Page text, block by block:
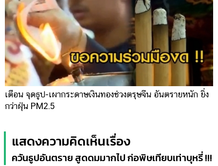
เตือน จุดธูป-เผากระดาษเงินทองช่วงตรุษจีน อันตรายหนัก ยิ่ง
กว่าฝุ่น PM2.5
แสดงความคิดเห็นเรื่อง
ควันธูปอันตราย สูดดมมากไป ก่อพิษเทียบเท่าบุหรี่ !!!